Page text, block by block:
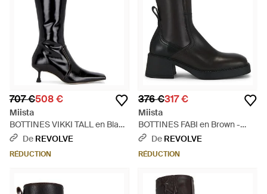
707 €508 €
Miista
BOTTINES VIKKI TALL en Black
- Noir
De REVOLVE
RÉDUCTION
376 €317 €
Miista
BOTTINES FABI en Brown -
NoirDe REVOLVE
RÉDUCTION